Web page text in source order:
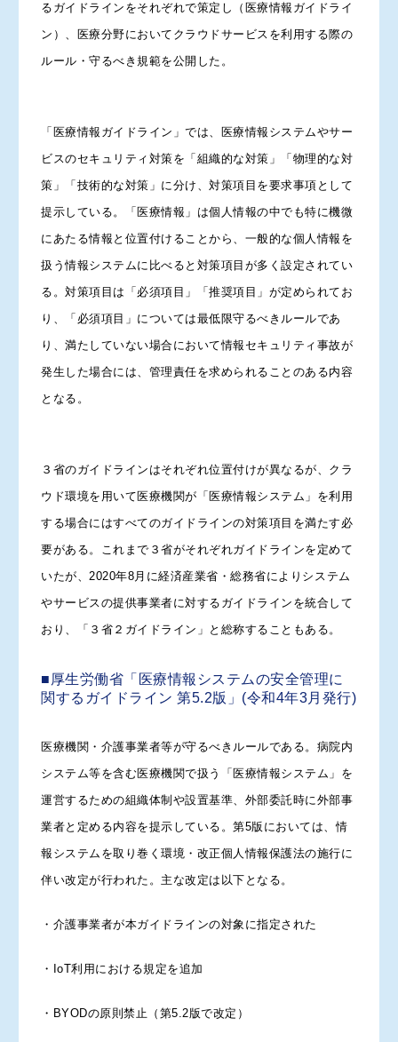
るガイドラインをそれぞれで策定し（医療情報ガイドライ
ン）、医療分野においてクラウドサービスを利用する際の
ルール・守るべき規範を公開した。
「医療情報ガイドライン」では、医療情報システムやサー
ビスのセキュリティ対策を「組織的な対策」「物理的な対
策」「技術的な対策」に分け、対策項目を要求事項として
提示している。「医療情報」は個人情報の中でも特に機微
にあたる情報と位置付けることから、一般的な個人情報を
扱う情報システムに比べると対策項目が多く設定されてい
る。対策項目は「必須項目」「推奨項目」が定められてお
り、「必須項目」については最低限守るべきルールであ
り、満たしていない場合において情報セキュリティ事故が
発生した場合には、管理責任を求められることのある内容
となる。
３省のガイドラインはそれぞれ位置付けが異なるが、クラ
ウド環境を用いて医療機関が「医療情報システム」を利用
する場合にはすべてのガイドラインの対策項目を満たす必
要がある。これまで３省がそれぞれガイドラインを定めて
いたが、2020年8月に経済産業省・総務省によりシステム
やサービスの提供事業者に対するガイドラインを統合して
おり、「３省２ガイドライン」と総称することもある。
■厚生労働省「医療情報システムの安全管理に
関するガイドライン 第5.2版」(令和4年3月発行)
医療機関・介護事業者等が守るべきルールである。病院内
システム等を含む医療機関で扱う「医療情報システム」を
運営するための組織体制や設置基準、外部委託時に外部事
業者と定める内容を提示している。第5版においては、情
報システムを取り巻く環境・改正個人情報保護法の施行に
伴い改定が行われた。主な改定は以下となる。
・介護事業者が本ガイドラインの対象に指定された
・IoT利用における規定を追加
・BYODの原則禁止（第5.2版で改定）